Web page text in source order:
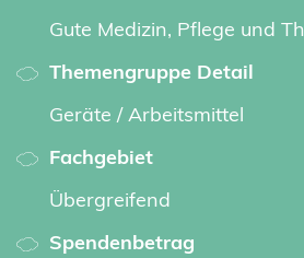
Gute Medizin, Pflege und
Themengruppe Detail
Geräte / Arbeitsmittel
Fachgebiet
Übergreifend
Spendenbetrag